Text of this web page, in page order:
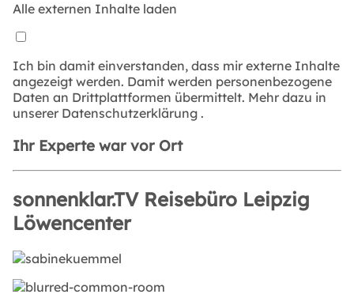
Alle externen Inhalte laden
Ich bin damit einverstanden, dass mir externe Inhalte
angezeigt werden. Damit werden personenbezogene
Daten an Drittplattformen übermittelt. Mehr dazu in
unserer Datenschutzerklärung .
Ihr Experte war vor Ort
sonnenklar.TV Reisebüro Leipzig
Löwencenter